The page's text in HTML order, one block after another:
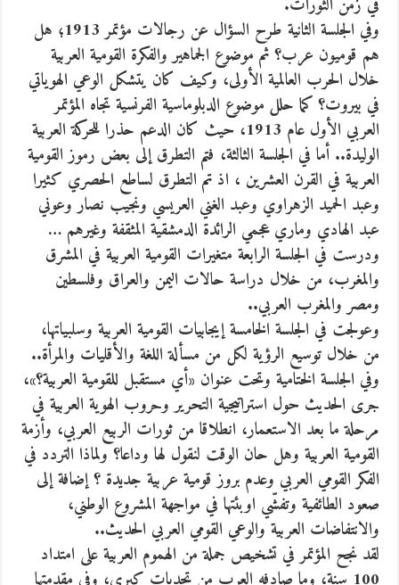
في زمن الثورات.
وفي الجلسة الثانية طرح السؤال عن رجالات مؤتمر 1913؛ هل
هم قوميون عرب؟ ثم موضوع الجماهير والفكرة القومية العربية
خلال الحرب العالمية الأولى، وكيف كان يتشكل الوعي الهوياتي
في بيروت؟ كما حلل موضوع الدبلوماسية الفرنسية تجاه المؤتمر
العربي الأول عام 1913، حيث كان الدعم حذرا للحركة العربية
الوليدة.. أما في الجلسة الثالثة، فتم التطرق إلى بعض رموز القومية
العربية في القرن العشرين ، اذ تم التطرق لساطع الحصري كثيرا
وعبد الحميد الزهراوي وعبد الغني العريسي ونجيب نصار وعوني
عبد الهادي وماري عجمي الرائدة الدمشقية المثقفة وغيرهم …
ودرست في الجلسة الرابعة متغيرات القومية العربية في المشرق
والمغرب، من خلال دراسة حالات اليمن والعراق وفلسطين
ومصر والمغرب العربي..
وعولجت في الجلسة الخامسة إيجابيات القومية العربية وسلبياتها،
من خلال توسيع الرؤية لكل من مسألة اللغة والأقليات والمرأة..
وفي الجلسة الختامية وتحت عنوان «أي مستقبل للقومية العربية؟»،
جرى الحديث حول استراتيجية التحرير وحروب الهوية العربية في
مرحلة ما بعد الاستعمار، انطلاقا من ثورات الربيع العربي، وأزمة
القومية العربية وهل حان الوقت لنقول لها وداعا؟ ولماذا التردد في
الفكر القومي العربي وعدم بروز قومية عربية جديدة ؟ إضافة إلى
صعود الطائفية وتفشّي اوبئتها في مواجهة المشروع الوطني،
والانتفاضات العربية والوعي القومي العربي الحديث..
لقد نجح المؤتمر في تشخيص جملة من الهموم العربية على امتداد